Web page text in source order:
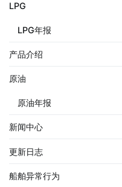
LPG
LPG年报
产品介绍
原油
原油年报
新闻中心
更新日志
船舶异常行为